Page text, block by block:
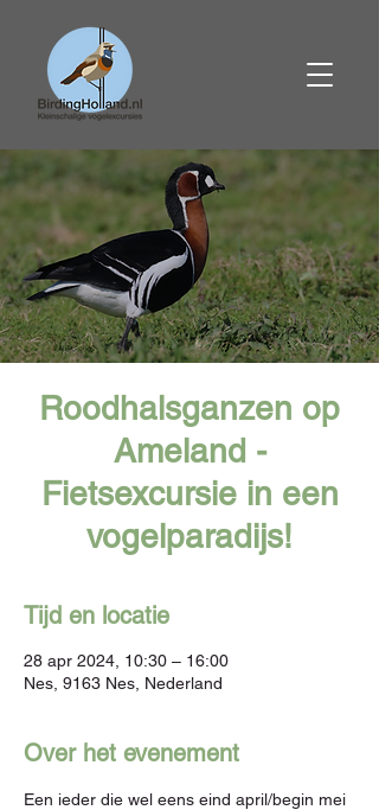
Roodhalsganzen op
Ameland -
Fietsexcursie in een
vogelparadijs!
Tijd en locatie
28 apr 2024, 10:30 – 16:00
Nes, 9163 Nes, Nederland
Over het evenement
Een ieder die wel eens eind april/begin mei